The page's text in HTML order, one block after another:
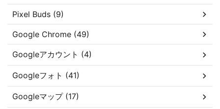
Pixel Buds (9)
Google Chrome (49)
Googleアカウント (4)
Googleフォト (41)
Googleマップ (17)